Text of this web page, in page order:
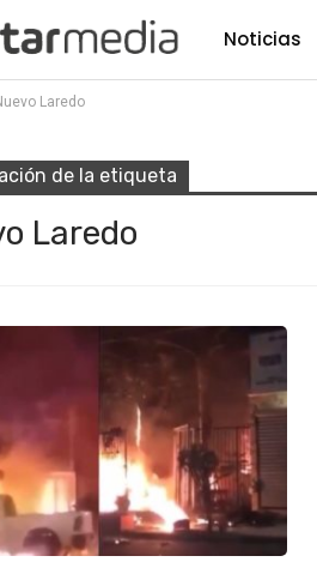
Noticias
Laredo
de la etiqueta
Laredo